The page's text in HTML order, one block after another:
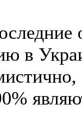
в